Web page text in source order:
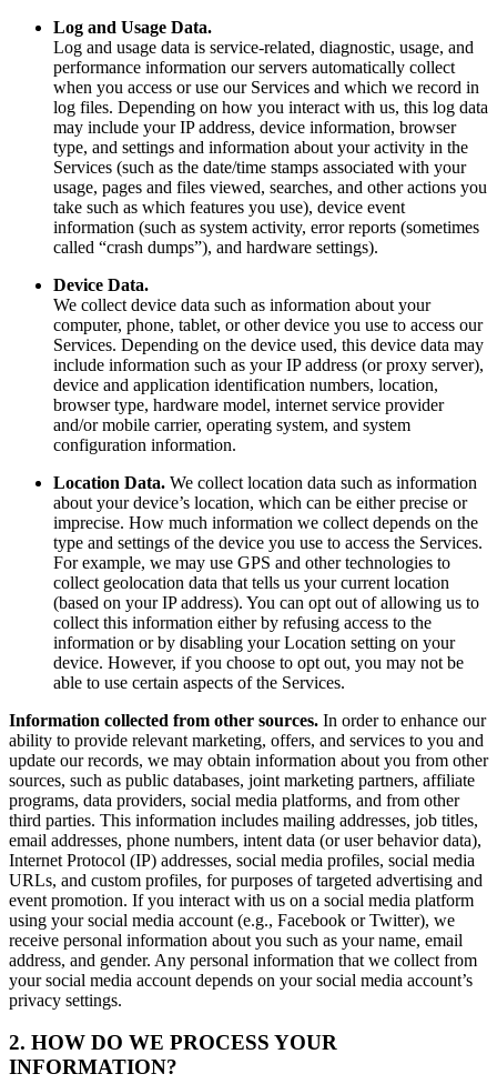
Log and Usage Data.
Log and usage data is service-related, diagnostic, usage, and
performance information our servers automatically collect
when you access or use our Services and which we record in
log files. Depending on how you interact with us, this log data
may include your IP address, device information, browser
type, and settings and information about your activity in the
Services (such as the date/time stamps associated with your
usage, pages and files viewed, searches, and other actions you
take such as which features you use), device event
information (such as system activity, error reports (sometimes
called “crash dumps”), and hardware settings).
Device Data.
We collect device data such as information about your
computer, phone, tablet, or other device you use to access our
Services. Depending on the device used, this device data may
include information such as your IP address (or proxy server),
device and application identification numbers, location,
browser type, hardware model, internet service provider
and/or mobile carrier, operating system, and system
configuration information.
Location Data. We collect location data such as information
about your device’s location, which can be either precise or
imprecise. How much information we collect depends on the
type and settings of the device you use to access the Services.
For example, we may use GPS and other technologies to
collect geolocation data that tells us your current location
(based on your IP address). You can opt out of allowing us to
collect this information either by refusing access to the
information or by disabling your Location setting on your
device. However, if you choose to opt out, you may not be
able to use certain aspects of the Services.
Information collected from other sources. In order to enhance our
ability to provide relevant marketing, offers, and services to you and
update our records, we may obtain information about you from other
sources, such as public databases, joint marketing partners, affiliate
programs, data providers, social media platforms, and from other
third parties. This information includes mailing addresses, job titles,
email addresses, phone numbers, intent data (or user behavior data),
Internet Protocol (IP) addresses, social media profiles, social media
URLs, and custom profiles, for purposes of targeted advertising and
event promotion. If you interact with us on a social media platform
using your social media account (e.g., Facebook or Twitter), we
receive personal information about you such as your name, email
address, and gender. Any personal information that we collect from
your social media account depends on your social media account’s
privacy settings.
2. HOW DO WE PROCESS YOUR
INFORMATION?